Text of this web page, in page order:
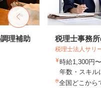
理補助 税理士事務
税理士法人サリ
時給1,300円
年数・スキル
全国どこから